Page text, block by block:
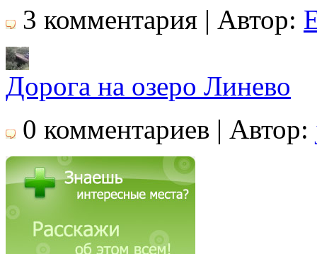
3 комментария | Автор:
Дорога на озеро Линево
0 комментариев | Автор: